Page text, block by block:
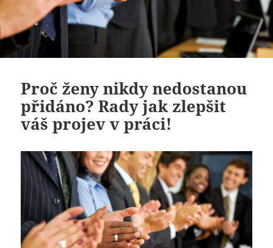
Proč ženy nikdy nedostanou
přidáno? Rady jak zlepšit
váš projev v práci!